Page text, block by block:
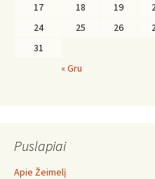
17
18 19
24
25 26
31
« Gru
Puslapiai
Apie Žeimelį